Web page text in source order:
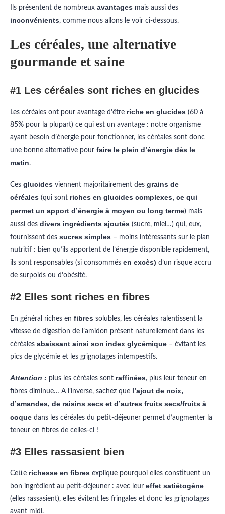
Ils présentent de nombreux avantages mais aussi des
inconvénients, comme nous allons le voir ci-dessous.
Les céréales, une alternative
gourmande et saine
#1 Les céréales sont riches en glucides
Les céréales ont pour avantage d’être riche en glucides (60 à
85% pour la plupart) ce qui est un avantage : notre organisme
ayant besoin d’énergie pour fonctionner, les céréales sont donc
une bonne alternative pour faire le plein d’énergie dès le
matin.
Ces glucides viennent majoritairement des grains de
céréales (qui sont riches en glucides complexes, ce qui
permet un apport d’énergie à moyen ou long terme) mais
aussi des divers ingrédients ajoutés (sucre, miel…) qui, eux,
fournissent des sucres simples – moins intéressants sur le plan
nutritif : bien qu’ils apportent de l’énergie disponible rapidement,
ils sont responsables (si consommés en excès) d’un risque accru
de surpoids ou d’obésité.
#2 Elles sont riches en fibres
En général riches en fibres solubles, les céréales ralentissent la
vitesse de digestion de l’amidon présent naturellement dans les
céréales abaissant ainsi son index glycémique – évitant les
pics de glycémie et les grignotages intempestifs.
Attention : plus les céréales sont raffinées, plus leur teneur en
fibres diminue… A l’inverse, sachez que l’ajout de noix,
d’amandes, de raisins secs et d’autres fruits secs/fruits à
coque dans les céréales du petit-déjeuner permet d’augmenter la
teneur en fibres de celles-ci !
#3 Elles rassasient bien
Cette richesse en fibres explique pourquoi elles constituent un
bon ingrédient au petit-déjeuner : avec leur effet satiétogène
(elles rassasient), elles évitent les fringales et donc les grignotages
avant midi.